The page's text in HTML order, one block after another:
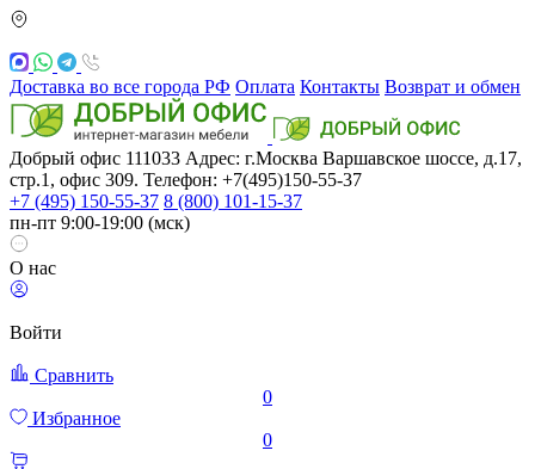
Доставка во все города РФ Оплата Контакты Возврат и обмен
Добрый офис 111033 Адрес: г.Москва Варшавское шоссе, д.17,
стр.1, офис 309. Телефон: +7(495)150-55-37
+7 (495) 150-55-37 8 (800) 101-15-37
пн-пт 9:00-19:00 (мск)
О нас
Войти
Сравнить
0
Избранное
0